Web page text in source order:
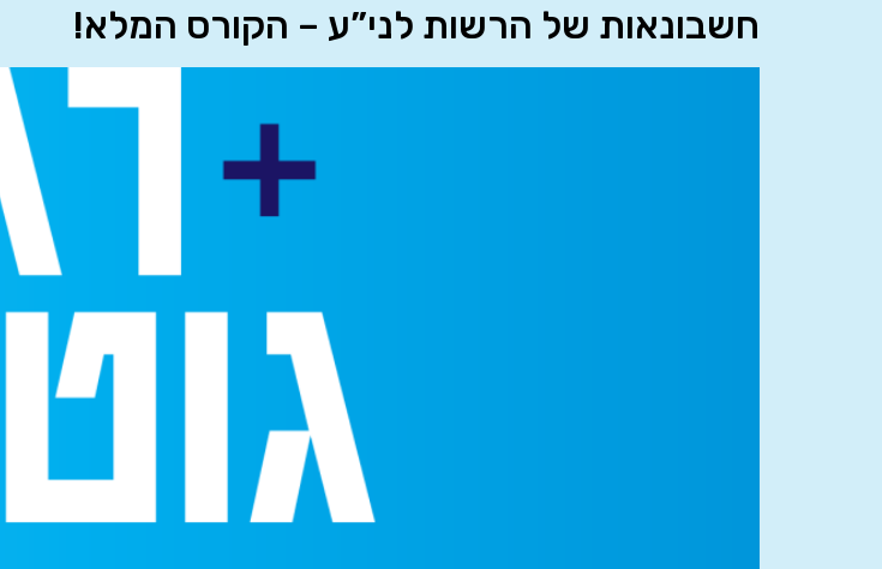
חשבונאות של הרשות לני”ע – הקורס המלא!